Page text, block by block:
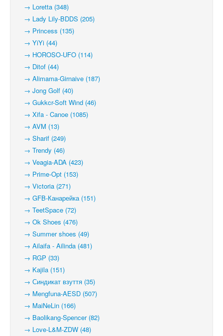
→ Loretta (348)
→ Lady Lily-BDDS (205)
→ Princess (135)
→ YiYi (44)
→ HOROSO-UFO (114)
→ Ditof (44)
→ Alimama-Girnaive (187)
→ Jong Golf (40)
→ Gukkcr-Soft Wind (46)
→ Xifa - Canoe (1085)
→ AVM (13)
→ Sharif (249)
→ Trendy (46)
→ Veagia-ADA (423)
→ Prime-Opt (153)
→ Victoria (271)
→ GFB-Канарейка (151)
→ TeetSpace (72)
→ Ok Shoes (476)
→ Summer shoes (49)
→ Ailaifa - Ailinda (481)
→ RGP (33)
→ Kajila (151)
→ Синдикат взуття (35)
→ Mengfuna-AESD (507)
→ MaiNeLin (166)
→ Baolikang-Spencer (82)
→ Love-L&M-ZDW (48)